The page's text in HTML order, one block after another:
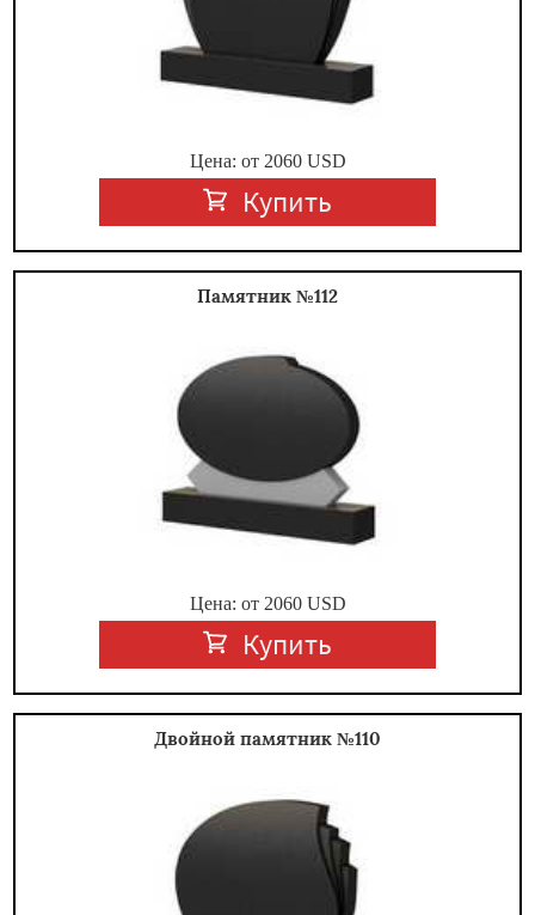
Цена: от 2060USD
Купить
Памятник №112
Цена: от 2060USD
Купить
Двойной памятник №110